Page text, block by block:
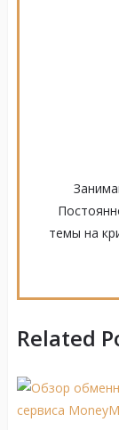
темы на
Related